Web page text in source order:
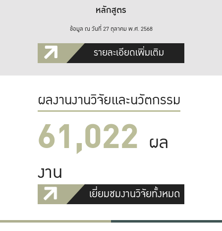
หลักสูตร
ข้อมูล ณ วันที่ 27 ตุลาคม พ.ศ. 2568
รายละเอียดเพิ่มเติม
ผลงานงานวิจัยและนวัตกรรม
61,022 ผล
งาน
เยี่ยมชมงานวิจัยทั้งหมด